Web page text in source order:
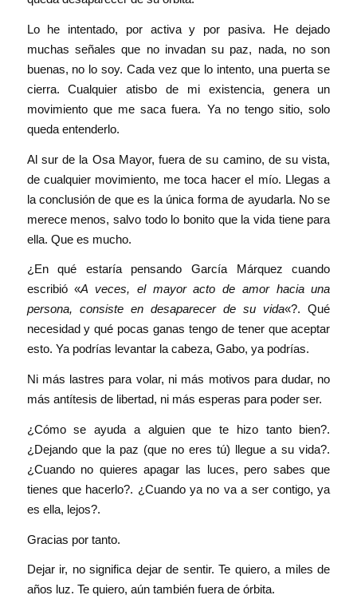
Lo he intentado, por activa y por pasiva. He dejado
muchas señales que no invadan su paz, nada, no son
buenas, no lo soy. Cada vez que lo intento, una puerta se
cierra. Cualquier atisbo de mi existencia, genera un
movimiento que me saca fuera. Ya no tengo sitio, solo
queda entenderlo.
Al sur de la Osa Mayor, fuera de su camino, de su vista,
de cualquier movimiento, me toca hacer el mío. Llegas a
la conclusión de que es la única forma de ayudarla. No se
merece menos, salvo todo lo bonito que la vida tiene para
ella. Que es mucho.
¿En qué estaría pensando García Márquez cuando
escribió «A veces, el mayor acto de amor hacia una
persona, consiste en desaparecer de su vida«?. Qué
necesidad y qué pocas ganas tengo de tener que aceptar
esto. Ya podrías levantar la cabeza, Gabo, ya podrías.
Ni más lastres para volar, ni más motivos para dudar, no
más antítesis de libertad, ni más esperas para poder ser.
¿Cómo se ayuda a alguien que te hizo tanto bien?.
¿Dejando que la paz (que no eres tú) llegue a su vida?.
¿Cuando no quieres apagar las luces, pero sabes que
tienes que hacerlo?. ¿Cuando ya no va a ser contigo, ya
es ella, lejos?.
Gracias por tanto.
Dejar ir, no significa dejar de sentir. Te quiero, a miles de
años luz. Te quiero, aún también fuera de órbita.